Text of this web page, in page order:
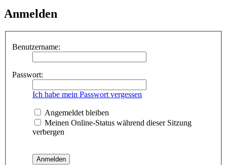
Anmelden
Benutzername:
Passwort:
Ich habe mein Passwort vergessen
Angemeldet bleiben
Meinen Online-Status während dieser Sitzung
verbergen